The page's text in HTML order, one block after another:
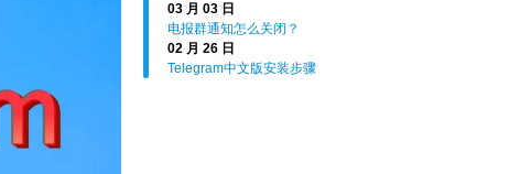
03 月 03 日
电报群通知怎么关闭？
02 月 26 日
Telegram中文版安装步骤